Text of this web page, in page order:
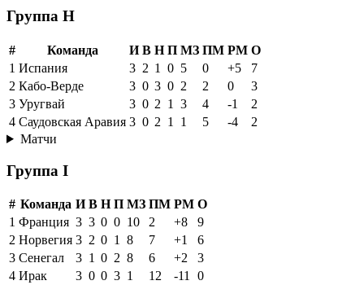
Группа H
# Команда И В Н П МЗ ПМ РМ О
1 Испания 3 2 1 0 5 0 +5
7
2 Кабо-Верде 3 0 3 0 2 2 0
3
3 Уругвай 3 0 2 1 3 4 -1
2
4 Саудовская Аравия 3 0 2 1 1 5 -4
2
Матчи
Группа I
# Команда И В Н П МЗ ПМ РМ О
1 Франция 3 3 0 0 10 2 +8
9
2 Норвегия 3 2 0 1 8 7 +1
6
3 Сенегал 3 1 0 2 8 6 +2
3
4 Ирак 3 0 0 3 1 12 -11 0